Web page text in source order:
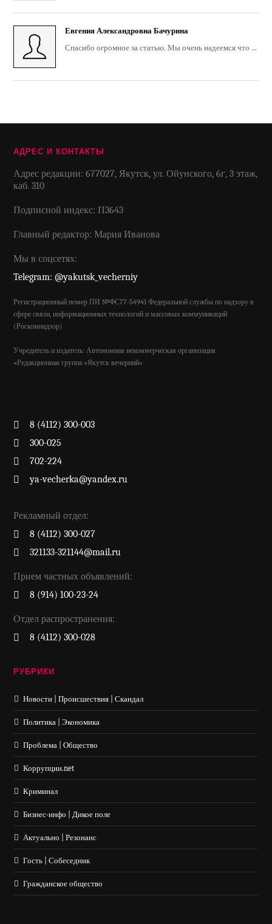
Евгения Александровна Бачурина
Спасибо огромное за статью. Мы очень надеемся что ...
АДРЕС И КОНТАКТЫ
Адрес редакции: 677027, Якутск, ул. Ойунского, 6г, 3 этаж,
каб. 310
Подписной индекс: П3643
Главный редактор: Мария Иванова
Мы в соцсетях:
Telegram: @yakutsk_vecherniy
Регистрационный номер ПИ №ФС77-54941 Федеральной службы по надзору в
сфере связи, информационных технологий и массовых коммуникаций
(Роскомнадзор)
Учредитель и издатель: Автономная некоммерческая организация
«Редакционная группа «Якутск вечерний»
8 (4112) 300-003
300-025
702-224
ya-vecherka@yandex.ru
Рекламный отдел:
8 (4112) 300-027
321133-321144@mail.ru
Прием частных объявлений:
8 (914) 100-23-24
Отдел распространения:
8 (4112) 300-028
РУБРИКИ
Новости | Происшествия | Скандал
Политика | Экономика
Проблема | Общество
Коррупции.net
Криминал
Бизнес-инфо | Дикое поле
Актуально | Резонанс
Гость | Собеседник
Гражданское общество